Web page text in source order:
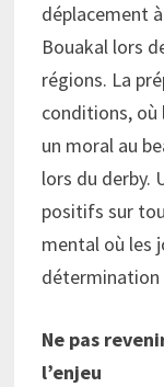
déplacement
Bouakal lors
régions. La
conditions, où
un moral au
lors du derby.
positifs sur
mental où les
détermination
Ne pas
l’enjeu